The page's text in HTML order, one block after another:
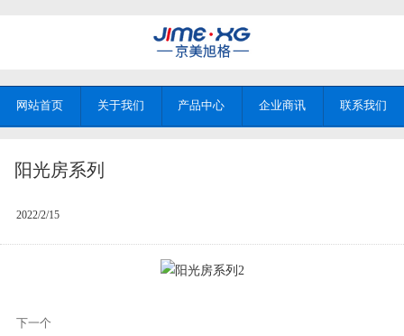
网站首页 关于我们 产品中心 企业商讯 联系我们
阳光房系列
2022/2/15
下一个